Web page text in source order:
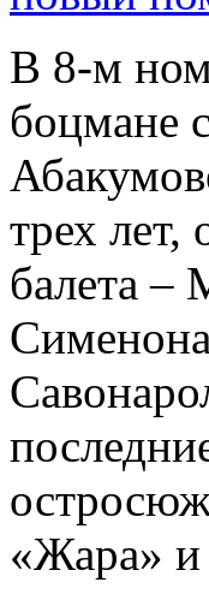
В 8-м
боцмане
трех
балета –
«Жара» и